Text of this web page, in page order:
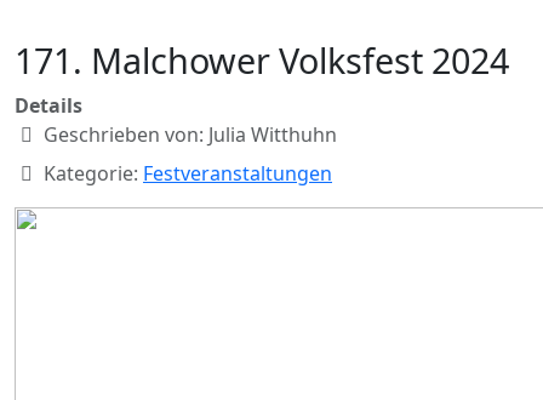
171. Malchower Volksfest 2024
Details
Geschrieben von: Julia Witthuhn
Kategorie: Festveranstaltungen